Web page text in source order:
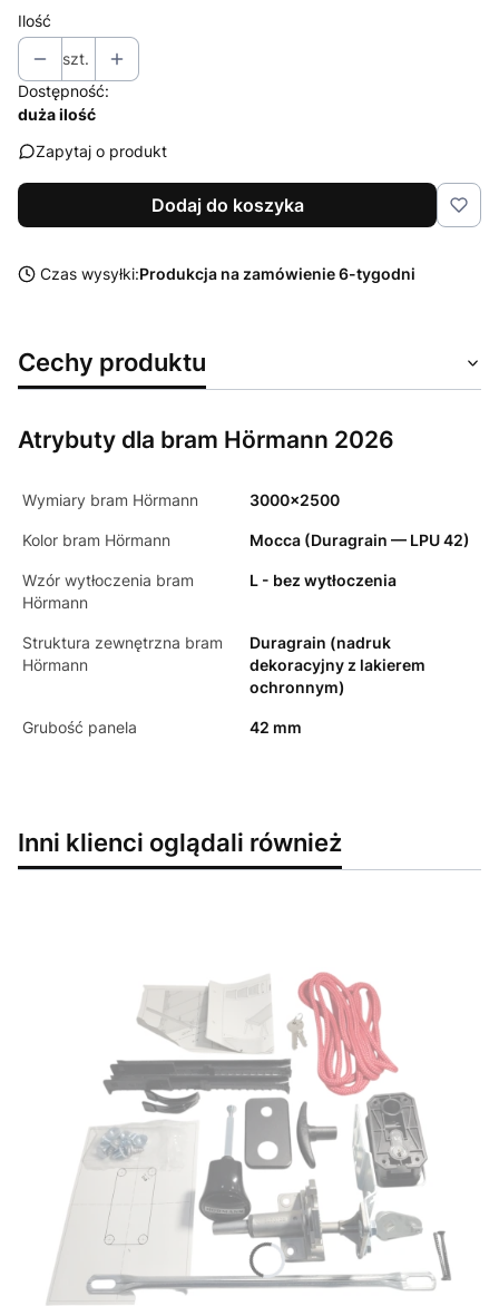
Ilość
szt.
Dostępność:
duża ilość
Zapytaj o produkt
Dodaj do koszyka
Czas wysyłki:Produkcja na zamówienie 6-tygodni
Cechy produktu
Atrybuty dla bram Hörmann 2026
Wymiary bram Hörmann 3000x2500
Kolor bram Hörmann Mocca (Duragrain — LPU 42)
Wzór wytłoczenia bram
Hörmann
L - bez wytłoczenia
Struktura zewnętrzna bram
Hörmann
Duragrain (nadruk
dekoracyjny z lakierem
ochronnym)
Grubość panela 42 mm
Inni klienci oglądali również